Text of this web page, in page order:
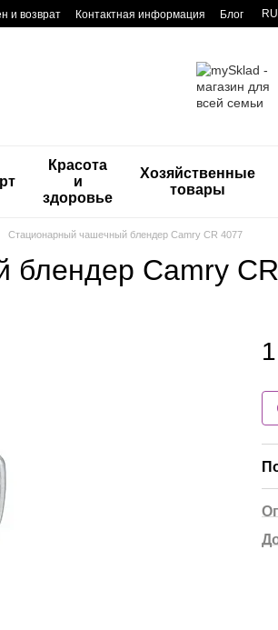
и возврат Контактная информация Блог RU
Красота
и
здоровье
Хозяйственные
товары
Стационарный чашечный блендер Camry CR 4077
Camry